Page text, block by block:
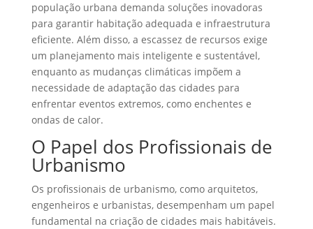
população urbana demanda soluções inovadoras
para garantir habitação adequada e infraestrutura
eficiente. Além disso, a escassez de recursos exige
um planejamento mais inteligente e sustentável,
enquanto as mudanças climáticas impõem a
necessidade de adaptação das cidades para
enfrentar eventos extremos, como enchentes e
ondas de calor.
O Papel dos Profissionais de
Urbanismo
Os profissionais de urbanismo, como arquitetos,
engenheiros e urbanistas, desempenham um papel
fundamental na criação de cidades mais habitáveis.